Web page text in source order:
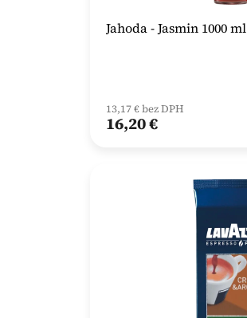
Jahoda - Jasmin 1000 ml
13,17 € bez DPH
16,20 €